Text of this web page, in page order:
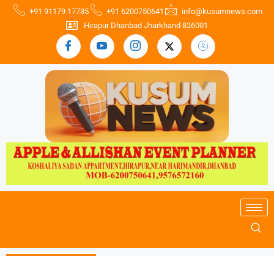
+91 91179 17735 +91 6200750641
info@kusumnews.com
Hirapur Dhanbad Jharkhand 826001